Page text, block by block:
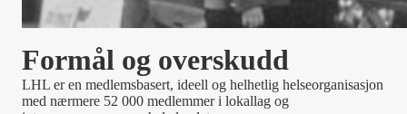
trygghet, støtte og trim.
Formål og overskudd
LHL er en medlemsbasert, ideell og helhetlig helseorganisasjon
med nærmere 52 000 medlemmer i lokallag og